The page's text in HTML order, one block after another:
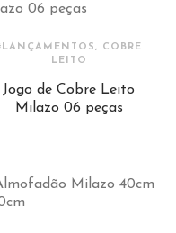
COBRE
LEITO
Jogo de Cobre Leito
Milazo 06 peças